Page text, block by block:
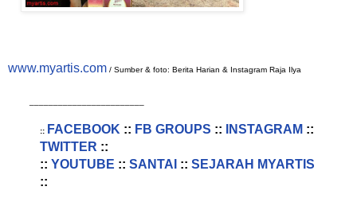
www.myartis.com / Sumber & foto: Berita Harian & Instagram Raja Ilya
:: FACEBOOK :: FB GROUPS :: INSTAGRAM ::
TWITTER ::
:: YOUTUBE :: SANTAI :: SEJARAH MYARTIS
::